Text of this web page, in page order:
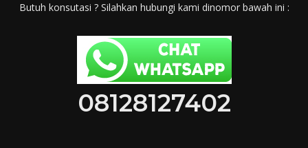
Butuh konsutasi ? Silahkan hubungi kami dinomor bawah ini :
08128127402